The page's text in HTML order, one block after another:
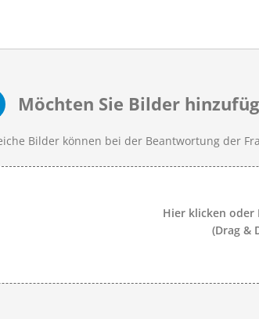
Möchten Sie Bilder
Bilder können bei der Beantwortung der
Hier klicken oder
(Drag &